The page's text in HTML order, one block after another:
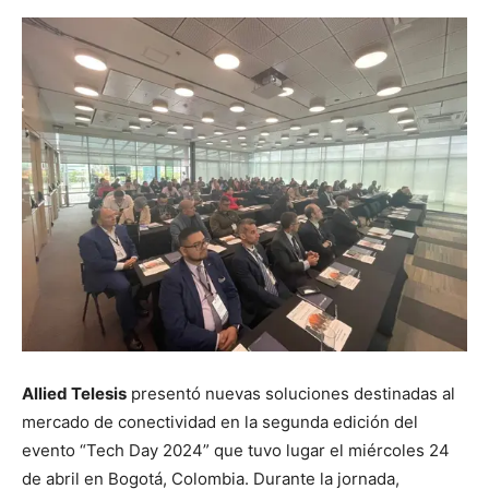
Allied Telesis presentó nuevas soluciones destinadas al
mercado de conectividad en la segunda edición del
evento “Tech Day 2024” que tuvo lugar el miércoles 24
de abril en Bogotá, Colombia. Durante la jornada,